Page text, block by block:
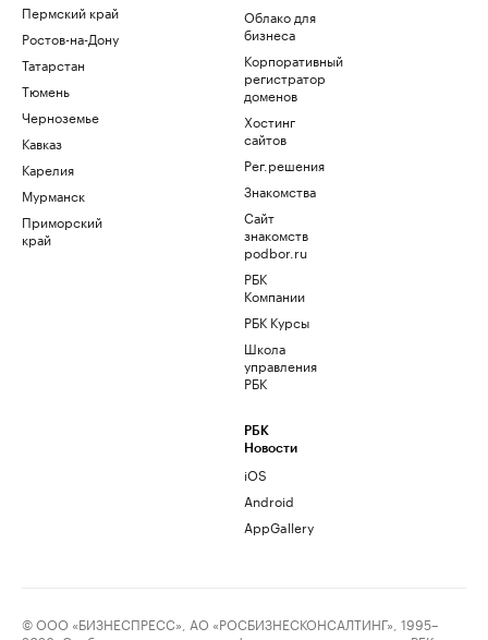
Пермский край
Ростов-на-Дону
Татарстан
Тюмень
Черноземье
Кавказ
Карелия
Мурманск
Приморский
край
Облако для
бизнеса
Корпоративный
регистратор
доменов
Хостинг
сайтов
Рег.решения
Знакомства
Сайт
знакомств
podbor.ru
РБК
Компании
РБК Курсы
Школа
управления
РБК
РБК
Новости
iOS
Android
AppGallery
© ООО «БИЗНЕСПРЕСС», АО «РОСБИЗНЕСКОНСАЛТИНГ», 1995–